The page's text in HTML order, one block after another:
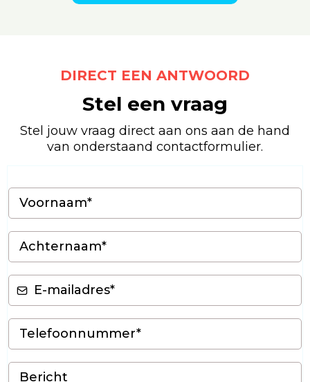
DIRECT EEN ANTWOORD
Stel een vraag
Stel jouw vraag direct aan ons aan de hand
van onderstaand contactformulier.